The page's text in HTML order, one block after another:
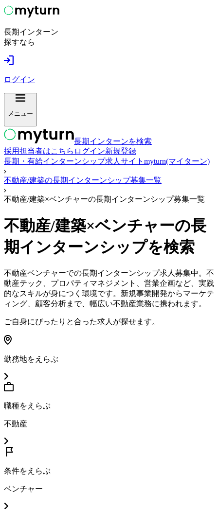
長期インターン
探すなら
ログイン
メニュー
長期インターンを検索
採用担当者はこちら ログイン新規登録
長期・有給インターンシップ求人サイトmyturn(マイターン)
不動産/建築の長期インターンシップ募集一覧
不動産/建築×ベンチャーの長期インターンシップ募集一覧
不動産/建築×ベンチャーの長
期インターンシップを検索
不動産ベンチャーでの長期インターンシップ求人募集中。不
動産テック、プロパティマネジメント、営業企画など、実践
的なスキルが身につく環境です。新規事業開発からマーケテ
ィング、顧客分析まで、幅広い不動産業務に携われます。
ご自身にぴったりと合った求人が探せます。
勤務地をえらぶ
職種をえらぶ
不動産
条件をえらぶ
ベンチャー